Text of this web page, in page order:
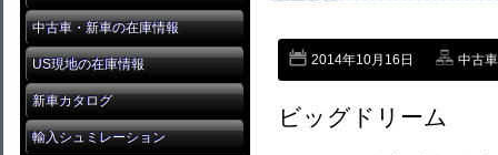
中古車・新車の在庫情報
US現地の在庫情報
新車カタログ
輸入シュミレーション
2014年10月16日 中古
ビッグドリーム